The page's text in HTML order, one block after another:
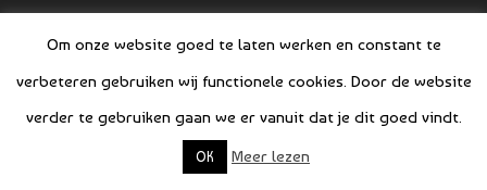
© COPYRIGHT SI GIDS 2021-2022
Om onze website goed te laten werken en constant te
verbeteren gebruiken wij functionele cookies. Door de website
verder te gebruiken gaan we er vanuit dat je dit goed vindt.
OK Meer lezen